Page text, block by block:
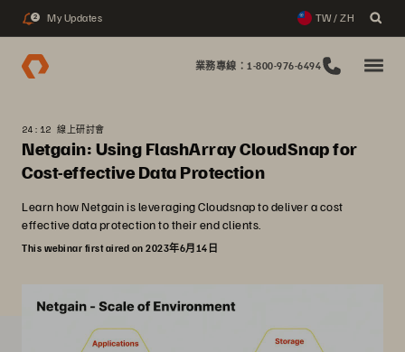
2 My Updates TW / ZH
業務專線：1-800-976-6494
24:12 線上研討會
Netgain: Using FlashArray CloudSnap for
Cost-effective Data Protection
Learn how Netgain is leveraging Cloudsnap to deliver a cost
effective data protection to their end clients.
This webinar first aired on 2023年6月14日